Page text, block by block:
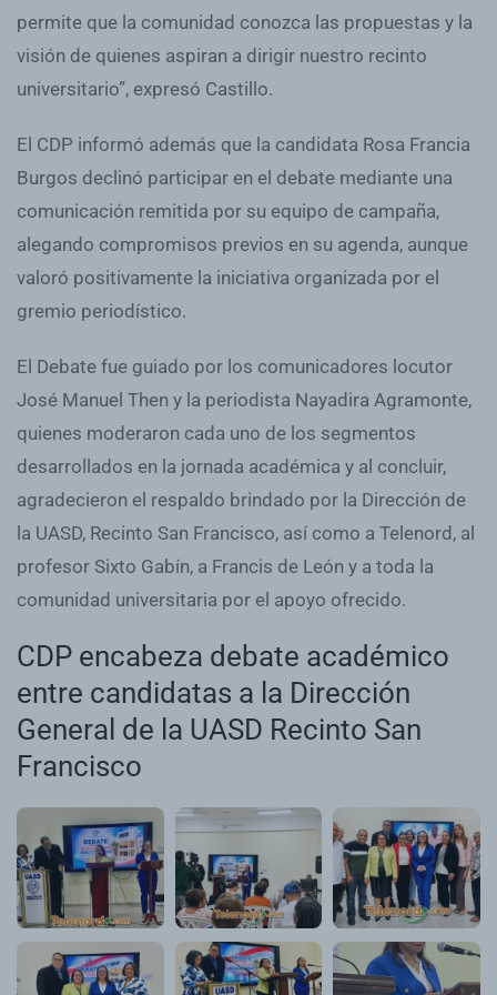
permite que la comunidad conozca las propuestas y la
visión de quienes aspiran a dirigir nuestro recinto
universitario”, expresó Castillo.
El CDP informó además que la candidata Rosa Francia
Burgos declinó participar en el debate mediante una
comunicación remitida por su equipo de campaña,
alegando compromisos previos en su agenda, aunque
valoró positivamente la iniciativa organizada por el
gremio periodístico.
El Debate fue guiado por los comunicadores locutor
José Manuel Then y la periodista Nayadira Agramonte,
quienes moderaron cada uno de los segmentos
desarrollados en la jornada académica y al concluir,
agradecieron el respaldo brindado por la Dirección de
la UASD, Recinto San Francisco, así como a Telenord, al
profesor Sixto Gabín, a Francis de León y a toda la
comunidad universitaria por el apoyo ofrecido.
CDP encabeza debate académico
entre candidatas a la Dirección
General de la UASD Recinto San
Francisco